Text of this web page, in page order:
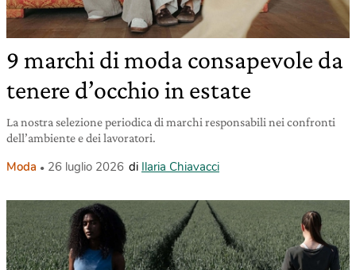
9 marchi di moda consapevole da
tenere d’occhio in estate
La nostra selezione periodica di marchi responsabili nei confronti
dell’ambiente e dei lavoratori.
Moda 26 luglio 2026 di Ilaria Chiavacci